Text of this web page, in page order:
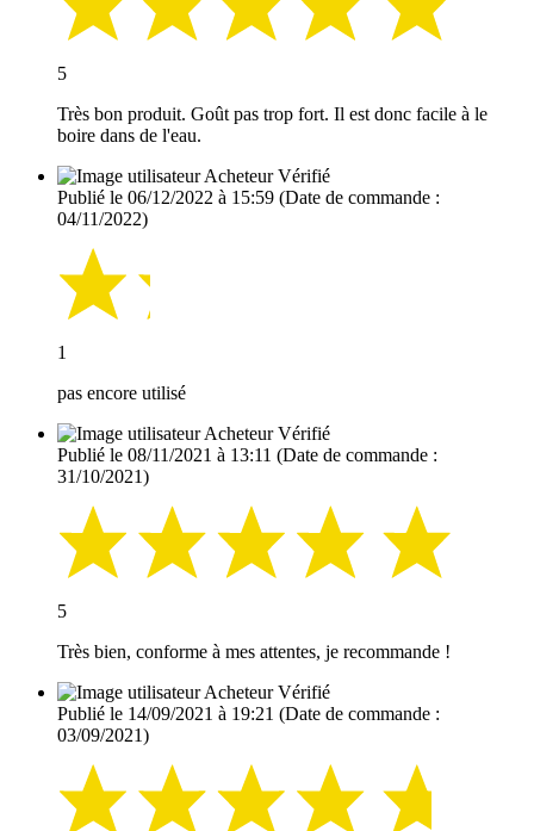
5
Très bon produit. Goût pas trop fort. Il est donc facile à le
boire dans de l'eau.
Acheteur Vérifié
Publié le 06/12/2022 à 15:59 (Date de commande :
04/11/2022)
1
pas encore utilisé
Acheteur Vérifié
Publié le 08/11/2021 à 13:11 (Date de commande :
31/10/2021)
5
Très bien, conforme à mes attentes, je recommande !
Acheteur Vérifié
Publié le 14/09/2021 à 19:21 (Date de commande :
03/09/2021)